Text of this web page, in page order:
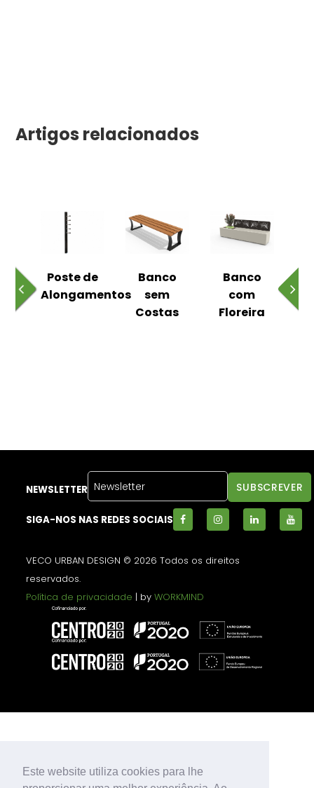
Este website utiliza cookies para lhe
Artigos relacionados
Poste de
Alongamentos
Banco
sem
Costas
Banco
com
Floreira
NEWSLETTER
SIGA-NOS NAS REDES SOCIAIS
VECO URBAN DESIGN © 2026 Todos os direitos
reservados.
Política de privacidade | byWORKMIND